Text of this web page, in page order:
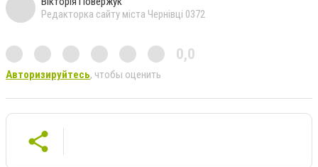
Редакторка сайту міста Чернівці 0372
0,0
Авторизируйтесь, чтобы оценить